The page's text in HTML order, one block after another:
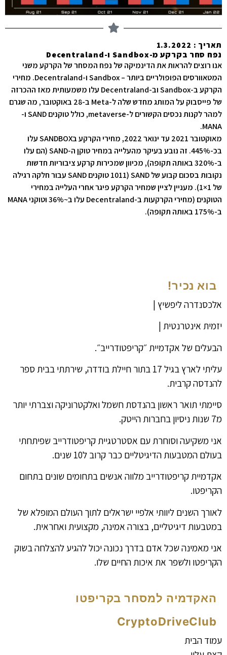
תאריך : 1.3.2022
נפח סחר בקרקע מ-Sandbox ו-Decentraland
אנו רוצים להראות את הדינמיקה של נפח המסחר של הקרקע משני
המטאוורסים הפופולריים ביותר – Sandbox ו-Decentraland. מחירי
הקרקע ב-Sandbox וב-Decentraland עלו משמעותית מאז ההכרזה
של פייסבוק על המותג מחדש שלה ל-Meta ב-28 באוקטובר, מה שגרם
למהר לקנות נכסים הקשורים ל-metaverse, כולל טוקנים SAND ו-
MANA.
מאוקטובר 2021 עד ינואר 2022, מחירי הקרקע בSANDBOX עלו
בכ-445%. זה נובע בעיקר מהעלייה במחיר טוקן ה-SAND (הם עלו
ב-320% באותה תקופה), מכיוון שמכירות קרקע ציבוריות חדשות
נקובות בסכום קבוע של SAND (1011 טוקנים SAND עבור חלקה רגילה
של 1×1). מעניין לציין שמחיר הקרקע פיגר אחרי העלייה במחירי
הטוקנים (מחירי הקרקעות ב-Decentraland עלו ב~36% וטוקני MANA
ב-175% באותה תקופה).
בוא נכיר!
אלכסנדרה ליפשיץ |
יזמית אינטרנטית |
הבעלים של אקדמיית ״קריפטודרייב״.
עליתי לארץ בגיל 17 בתור חיילת בודדה, שירתתי בבית ספר
להנדסה קרבית.
סיימתי תואר ראשון בהנדסת חשמל ואלקטרוניקה וצברתי יותר
מ7 שנות ניסיון בחברות הייטק.
אני משקיעה וסוחרת עם אסטרטגיית קריפטודרייב שפיתחתי
בעולם המטבעות הדיגיטליים כבר קרוב ל10 שנים.
אקדמיית קריפטודרייב מלווה אנשים בתחומים שונים בתחום
הקריפטו.
לאורך השנים ליוותי אלפיי ישראלים לתוך העולם המופלא של
במטבעות דיגיטליים, בצורה אמינה, מקצועית ואחראית.
אני מאמינה שכל אדם בדרך נכונה יכול להגיע להצלחה בשוק
הקריפטו ולשפר את איכות החיים שלו.
האקדמיה למסחר בקריפטו
CryptoDriveClub
עמוד הבית